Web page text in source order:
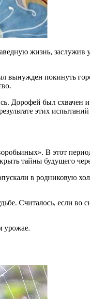
жизнь, заслужив
покинуть
был схвачен и
этих
В этот
тайны будущего
в родниковую
Считалось, если во
урожае.